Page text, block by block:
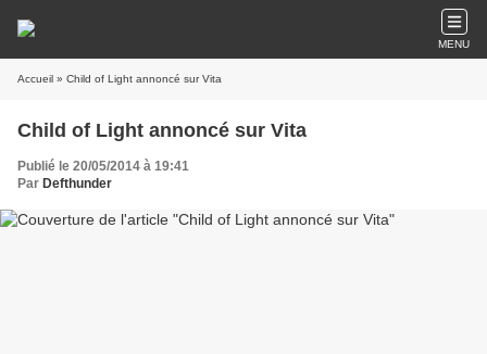
MENU
Accueil » Child of Light annoncé sur Vita
Child of Light annoncé sur Vita
Publié le 20/05/2014 à 19:41
Par Defthunder